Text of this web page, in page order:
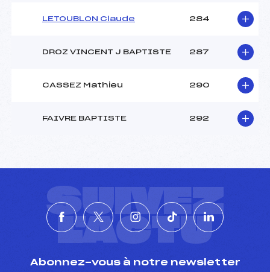
LETOUBLON Claude 284
DROZ VINCENT J BAPTISTE 287
CASSEZ Mathieu 290
FAIVRE BAPTISTE 292
SUIVEZ
L'ACTU
Abonnez-vous à notre newsletter